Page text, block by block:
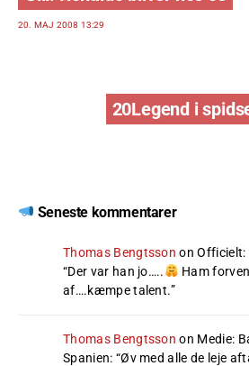
20. MAJ 2008 13:29
20Legend i
Seneste kommentarer
Thomas Bengtsson onOfficielt:
“Der var han jo…..
Ham
af….kæmpe talent.”
Thomas Bengtsson on Medie:
Spanien: “Øv med alle de leje